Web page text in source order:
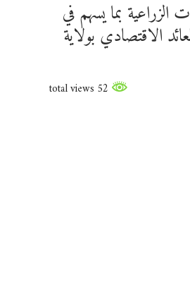
الزراعية بما يسهم في
الاقتصادي بولاية